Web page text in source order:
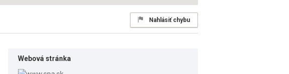
Nahlásiť chybu
Webová stránka